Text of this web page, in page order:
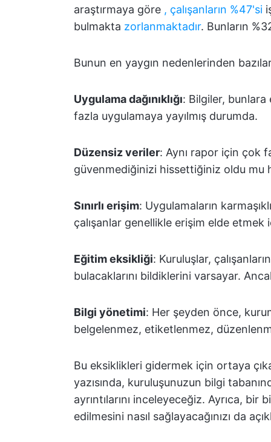
araştırmaya göre , çalışanların %47'si
bulmakta zorlanmaktadır. Bunların
Bunun en yaygın nedenlerinden
Uygulama dağınıklığı: Bilgiler,
fazla uygulamaya yayılmış durumda.
Düzensiz veriler: Aynı rapor için çok
güvenmediğinizi hissettiğiniz oldu mu
Sınırlı erişim: Uygulamaların
çalışanlar genellikle erişim elde
Eğitim eksikliği: Kuruluşlar,
bulacaklarını bildiklerini varsayar.
Bilgi yönetimi: Her şeyden önce,
belgelenmez, etiketlenmez,
Bu eksiklikleri gidermek için ortaya
yazısında, kuruluşunuzun bilgi
ayrıntılarını inceleyeceğiz. Ayrıca, bir
edilmesini nasıl sağlayacağınızı da